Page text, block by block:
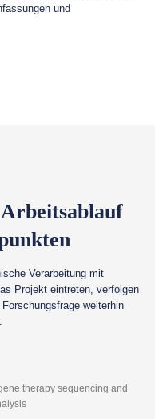
und
Verarbeitung mit
Projekt eintreten, verfolgen
weiterhin